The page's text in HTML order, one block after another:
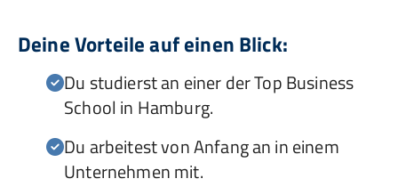
Deine Vorteile auf einen Blick:
Du studierst an einer der Top Business
School in Hamburg.
Du arbeitest von Anfang an in einem
Unternehmen mit.